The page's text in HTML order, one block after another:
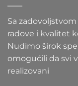
Sa
radove i kvalitet
Nudimo širok
omogućili da svi
realizovani